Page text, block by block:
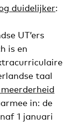
duidelijker:
UT’ers
is en
taal
in: de
1 januari